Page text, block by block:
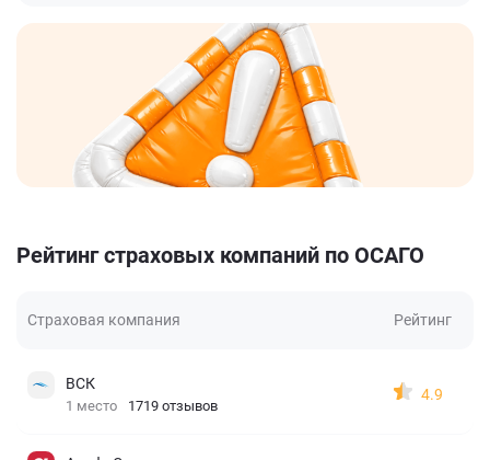
Рейтинг страховых компаний по ОСАГО
Страховая компания Рейтинг
ВСК
1 место 1719 отзывов
4.9